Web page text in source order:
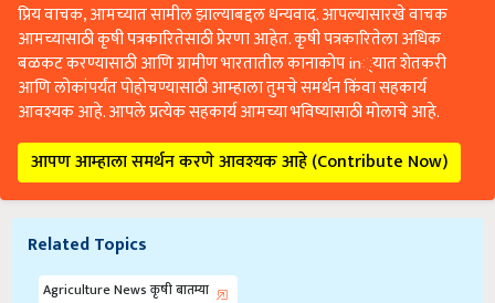
प्रिय वाचक, आमच्यात सामील झाल्याबद्दल धन्यवाद. आपल्यासारखे वाचक
आमच्यासाठी कृषी पत्रकारितेसाठी प्रेरणा आहेत. कृषी पत्रकारितेला अधिक
बळकट करण्यासाठी आणि ग्रामीण भारतातील कानाकोप in्यात शेतकरी
आणि लोकांपर्यंत पोहोचण्यासाठी आम्हाला तुमचे समर्थन किंवा सहकार्य
आवश्यक आहे. आपले प्रत्येक सहकार्य आमच्या भविष्यासाठी मोलाचे आहे.
आपण आम्हाला समर्थन करणे आवश्यक आहे (Contribute Now)
Related Topics
Agriculture News कृषी बातम्या